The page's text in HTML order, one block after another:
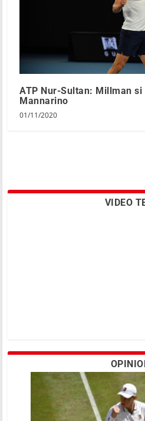
ATP Nur-Sultan: Millman
Mannarino
01/11/2020
VIDEO